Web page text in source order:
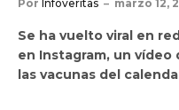
Por Infoveritas marzo 12,
Se ha vuelto viral en
en Instagram, un
las vacunas del